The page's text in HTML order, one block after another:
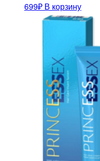
699₽ В корзину